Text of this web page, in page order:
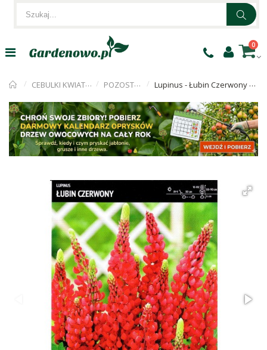
0
CEBULKI KWIATÓW POZOSTAŁE Lupinus - Łubin Czerwony 1szt.